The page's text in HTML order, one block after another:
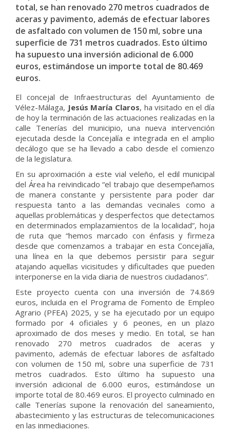
total, se han renovado 270 metros cuadrados de
aceras y pavimento, además de efectuar labores
de asfaltado con volumen de 150 ml, sobre una
superficie de 731 metros cuadrados. Esto último
ha supuesto una inversión adicional de 6.000
euros, estimándose un importe total de 80.469
euros.
El concejal de Infraestructuras del Ayuntamiento de
Vélez-Málaga, Jesús María Claros, ha visitado en el día
de hoy la terminación de las actuaciones realizadas en la
calle Tenerías del municipio, una nueva intervención
ejecutada desde la Concejalía e integrada en el amplio
decálogo que se ha llevado a cabo desde el comienzo
de la legislatura.
En su aproximación a este vial veleño, el edil municipal
del Área ha reivindicado “el trabajo que desempeñamos
de manera constante y persistente para poder dar
respuesta tanto a las demandas vecinales como a
aquellas problemáticas y desperfectos que detectamos
en determinados emplazamientos de la localidad”, hoja
de ruta que “hemos marcado con énfasis y firmeza
desde que comenzamos a trabajar en esta Concejalía,
una línea en la que debemos persistir para seguir
atajando aquellas vicisitudes y dificultades que pueden
interponerse en la vida diaria de nuestros ciudadanos”.
Este proyecto cuenta con una inversión de 74.869
euros, incluida en el Programa de Fomento de Empleo
Agrario (PFEA) 2025, y se ha ejecutado por un equipo
formado por 4 oficiales y 6 peones, en un plazo
aproximado de dos meses y medio. En total, se han
renovado 270 metros cuadrados de aceras y
pavimento, además de efectuar labores de asfaltado
con volumen de 150 ml, sobre una superficie de 731
metros cuadrados. Esto último ha supuesto una
inversión adicional de 6.000 euros, estimándose un
importe total de 80.469 euros. El proyecto culminado en
calle Tenerías supone la renovación del saneamiento,
abastecimiento y las estructuras de telecomunicaciones
en las inmediaciones.